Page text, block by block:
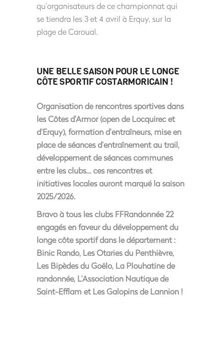
qu’organisateurs de ce championnat qui
se tiendra les 3 et 4 avril à Erquy, sur la
plage de Caroual.
UNE BELLE SAISON POUR LE LONGE
CÔTE SPORTIF COSTARMORICAIN !
Organisation de rencontres sportives dans
les Côtes d’Armor (open de Locquirec et
d’Erquy), formation d’entraîneurs, mise en
place de séances d’entraînement au trail,
développement de séances communes
entre les clubs… ces rencontres et
initiatives locales auront marqué la saison
2025/2026.
Bravo à tous les clubs FFRandonnée 22
engagés en faveur du développement du
longe côte sportif dans le département :
Binic Rando, Les Otaries du Penthièvre,
Les Bipèdes du Goëlo, La Plouhatine de
randonnée, L’Association Nautique de
Saint-Efflam et Les Galopins de Lannion !